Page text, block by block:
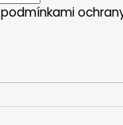
podmínkami